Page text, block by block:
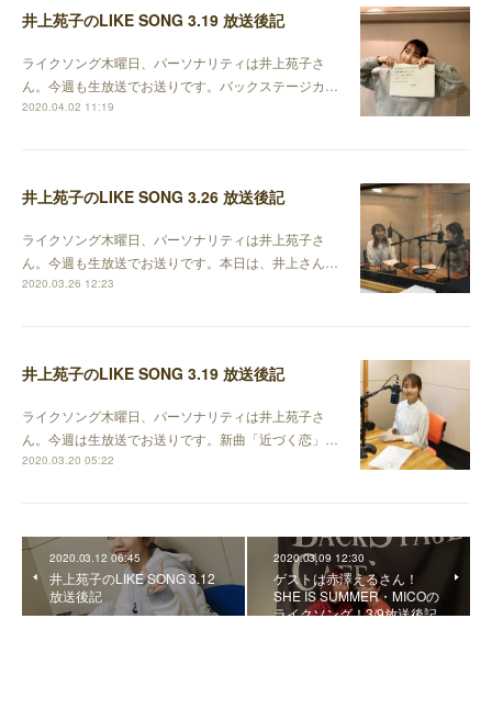
井上苑子のLIKE SONG 3.19 放送後記
ライクソング木曜日、パーソナリティは井上苑子さ
ん。今週も生放送でお送りです。バックステージカ…
2020.04.02 11:19
井上苑子のLIKE SONG 3.26 放送後記
ライクソング木曜日、パーソナリティは井上苑子さ
ん。今週も生放送でお送りです。本日は、井上さん…
2020.03.26 12:23
井上苑子のLIKE SONG 3.19 放送後記
ライクソング木曜日、パーソナリティは井上苑子さ
ん。今週は生放送でお送りです。新曲「近づく恋」…
2020.03.20 05:22
2020.03.12 06:45
井上苑子のLIKE SONG 3.12
放送後記
2020.03.09 12:30
ゲストは赤澤えるさん！
SHE IS SUMMER・MICOの
ライクソング！3/9放送後記